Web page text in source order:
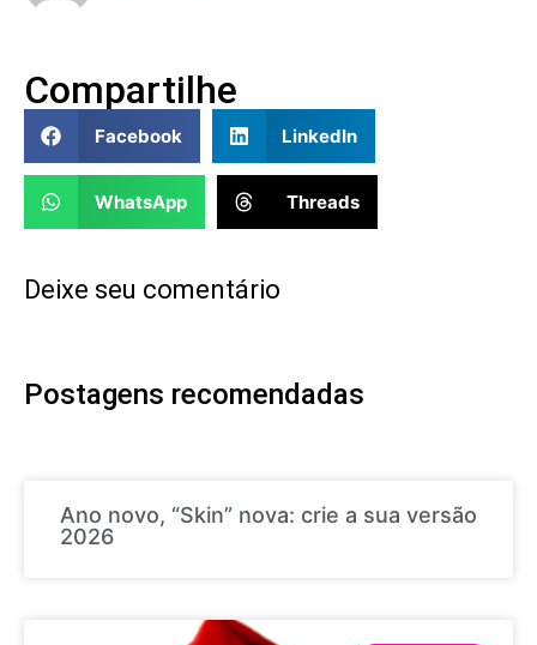
Compartilhe
Facebook LinkedIn
WhatsApp Threads
Deixe seu comentário
Postagens recomendadas
Ano novo, “Skin” nova: crie a sua versão
2026